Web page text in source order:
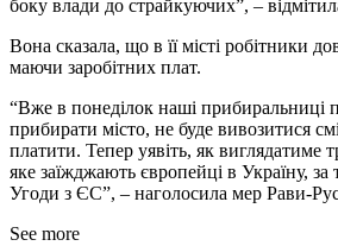
боку влади до страйкуючих”, –
Вона сказала, що в її місті робітники
маючи заробітних плат.
“Вже в понеділок наші прибиральниці
прибирати місто, не буде вивозитися
платити. Тепер уявіть, як виглядатиме
яке заїжджають європейці в Україну,
Угоди з ЄС”, – наголосила мер Рави-
See more